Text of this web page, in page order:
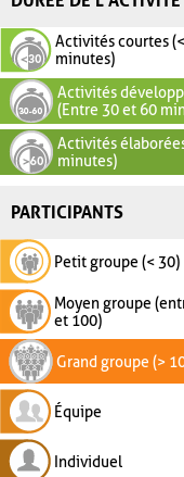
Activités courtes
minutes)
Activités
(Entre 30 et 60
Activités
minutes)
PARTICIPANTS
Petit groupe (< 30)
Moyen groupe
et 100)
Grand groupe (>
Équipe
Individuel